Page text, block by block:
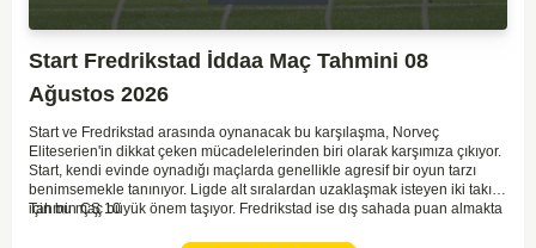
Start Fredrikstad İddaa Maç Tahmini 08
Ağustos 2026
Start ve Fredrikstad arasında oynanacak bu karşılaşma, Norveç
Eliteserien'in dikkat çeken mücadelelerinden biri olarak karşımıza çıkıyor.
Start, kendi evinde oynadığı maçlarda genellikle agresif bir oyun tarzı
benimsemekle tanınıyor. Ligde alt sıralardan uzaklaşmak isteyen iki takım
için bu maç büyük önem taşıyor. Fredrikstad ise dış sahada puan almakta
Tahmin ÇŞ 10